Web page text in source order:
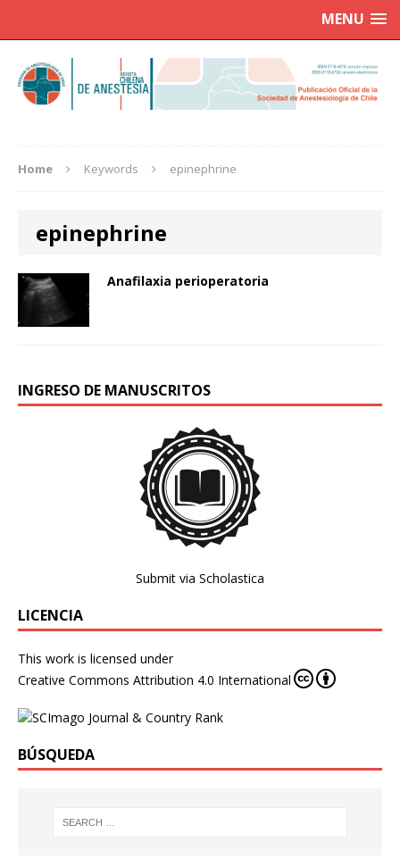
MENU
Home Keywords epinephrine
epinephrine
Anafilaxia perioperatoria
INGRESO DE MANUSCRITOS
Submit via Scholastica
LICENCIA
This work is licensed under
Creative Commons Attribution 4.0 International
BÚSQUEDA